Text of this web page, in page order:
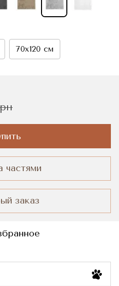
70x120 см
частями
заказ